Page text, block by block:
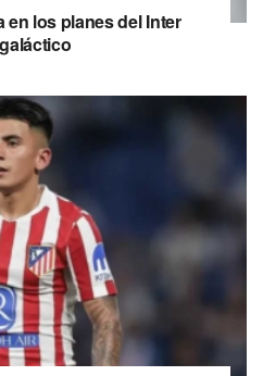
en los planes del Inter